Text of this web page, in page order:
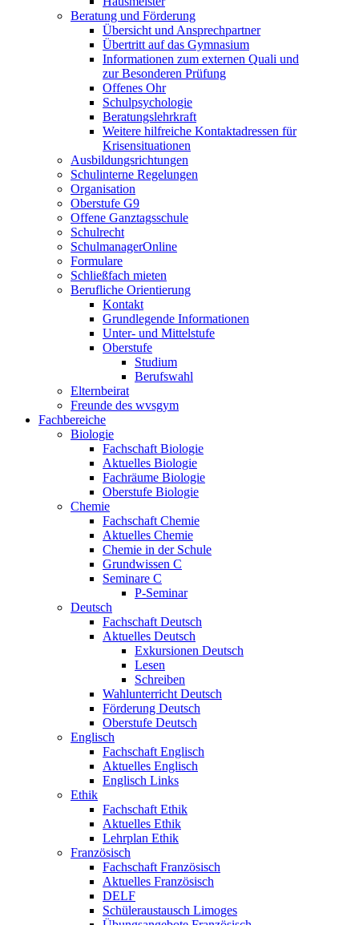
Beratung und Förderung
Übersicht und Ansprechpartner
Übertritt auf das Gymnasium
Informationen zum externen Quali und
zur Besonderen Prüfung
Offenes Ohr
Schulpsychologie
Beratungslehrkraft
Weitere hilfreiche Kontaktadressen für
Krisensituationen
Ausbildungsrichtungen
Schulinterne Regelungen
Organisation
Oberstufe G9
Offene Ganztagsschule
Schulrecht
SchulmanagerOnline
Formulare
Schließfach mieten
Berufliche Orientierung
Kontakt
Grundlegende Informationen
Unter- und Mittelstufe
Oberstufe
Studium
Berufswahl
Elternbeirat
Freunde des wvsgym
Fachbereiche
Biologie
Fachschaft Biologie
Aktuelles Biologie
Fachräume Biologie
Oberstufe Biologie
Chemie
Fachschaft Chemie
Aktuelles Chemie
Chemie in der Schule
Grundwissen C
Seminare C
P-Seminar
Deutsch
Fachschaft Deutsch
Aktuelles Deutsch
Exkursionen Deutsch
Lesen
Schreiben
Wahlunterricht Deutsch
Förderung Deutsch
Oberstufe Deutsch
Englisch
Fachschaft Englisch
Aktuelles Englisch
Englisch Links
Ethik
Fachschaft Ethik
Aktuelles Ethik
Lehrplan Ethik
Französisch
Fachschaft Französisch
Aktuelles Französisch
DELF
Schüleraustausch Limoges